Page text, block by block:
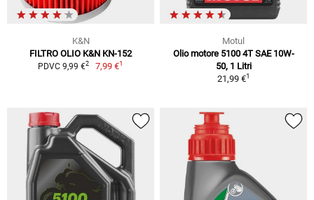
K&N
FILTRO OLIO K&N KN-152
PDVC 9,99 €2 7,99 €1
Motul
Olio motore 5100 4T SAE 10W-
50, 1 Litri
21,99 €1